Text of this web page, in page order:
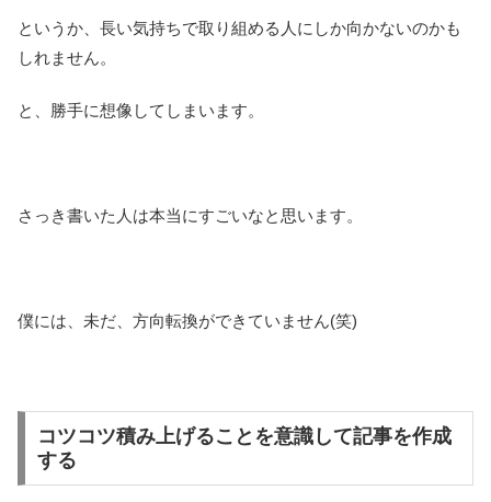
というか、長い気持ちで取り組める人にしか向かないのかも
しれません。
と、勝手に想像してしまいます。
さっき書いた人は本当にすごいなと思います。
僕には、未だ、方向転換ができていません(笑)
コツコツ積み上げることを意識して記事を作成
する